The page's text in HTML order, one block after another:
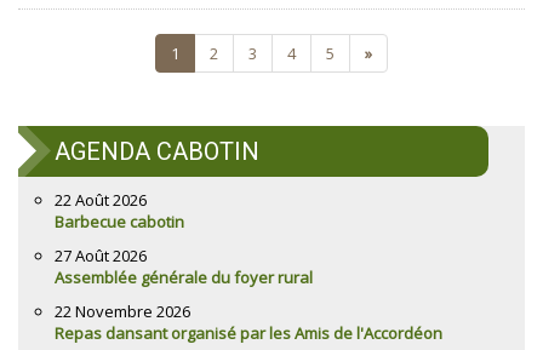
1 2 3 4 5 »
AGENDA CABOTIN
22 Août 2026
Barbecue cabotin
27 Août 2026
Assemblée générale du foyer rural
22 Novembre 2026
Repas dansant organisé par les Amis de l'Accordéon